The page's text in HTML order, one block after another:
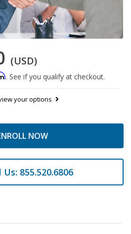
(USD)
. See if you qualify at checkout.
your options
NOW
Us: 855.520.6806